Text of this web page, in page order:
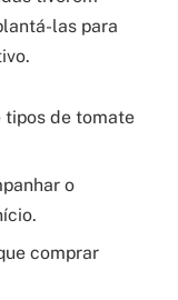
las para
tipos de tomate
o
comprar